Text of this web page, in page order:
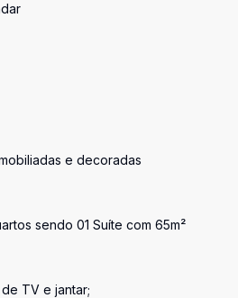
e decoradas
sendo 01 Suíte com 65m²
TV e jantar;